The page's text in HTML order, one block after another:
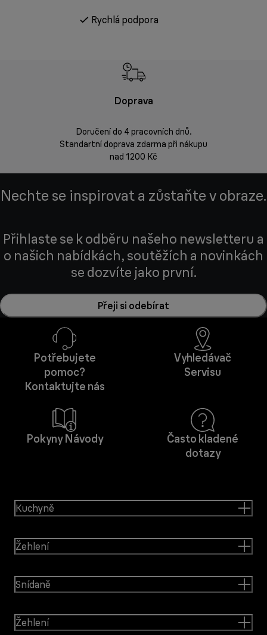
Rychlá podpora
Doprava
Doručení do 4 pracovních dnů.
Standartní doprava zdarma při nákupu
nad 1200 Kč
Nechte se inspirovat a zůstaňte v obraze.
Přihlaste se k odběru našeho newsletteru a
o našich nabídkách, soutěžích a novinkách
se dozvíte jako první.
Přeji si odebírat
Potřebujete
pomoc?
Kontaktujte nás
Vyhledávač
Servisu
Pokyny Návody
Často kladené
dotazy
Kuchyně
Žehlení
Snídaně
Žehlení